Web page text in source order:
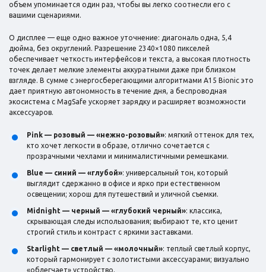
объем упоминается один раз, чтобы вы легко соотнесли его с
вашими сценариями.
О дисплее — еще одно важное уточнение: диагональ одна, 5,4
дюйма, без округлений. Разрешение 2340×1080 пикселей
обеспечивает четкость интерфейсов и текста, а высокая плотность
точек делает мелкие элементы аккуратными даже при близком
взгляде. В сумме с энергосберегающими алгоритмами A15 Bionic это
дает приятную автономность в течение дня, а беспроводная
экосистема с MagSafe ускоряет зарядку и расширяет возможности
аксессуаров.
Pink — розовый — «нежно-розовый»: мягкий оттенок для тех,
кто хочет легкости в образе, отлично сочетается с
прозрачными чехлами и минималистичными ремешками.
Blue — синий — «глубой»: универсальный тон, который
выглядит сдержанно в офисе и ярко при естественном
освещении; хорош для путешествий и уличной съемки.
Midnight — черный — «глубокий черный»: классика,
скрывающая следы использования; выбирают те, кто ценит
строгий стиль и контраст с яркими заставками.
Starlight — светлый — «молочный»: теплый светлый корпус,
который гармонирует с золотистыми аксессуарами; визуально
«облегчает» устройство.